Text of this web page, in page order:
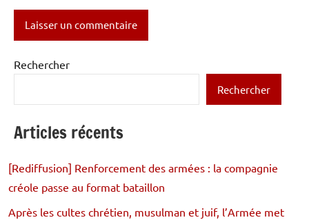
Rechercher
Rechercher
Articles récents
[Rediffusion] Renforcement des armées : la compagnie
créole passe au format bataillon
Après les cultes chrétien, musulman et juif, l’Armée met